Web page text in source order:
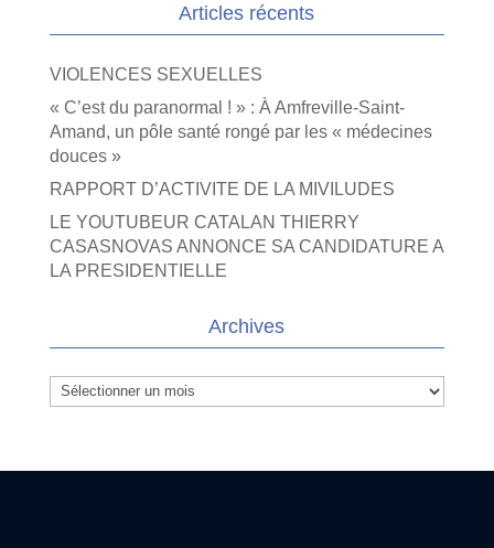
Articles récents
VIOLENCES SEXUELLES
« C’est du paranormal ! » : À Amfreville-Saint-
Amand, un pôle santé rongé par les « médecines
douces »
RAPPORT D’ACTIVITE DE LA MIVILUDES
LE YOUTUBEUR CATALAN THIERRY
CASASNOVAS ANNONCE SA CANDIDATURE A
LA PRESIDENTIELLE
Archives
Archives